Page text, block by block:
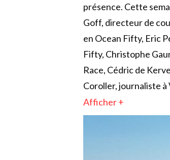
présence. Cette
Goff, directeur de
en Ocean Fifty, Eric
Fifty, Christophe
Race, Cédric de
Coroller, journaliste à
Afficher +